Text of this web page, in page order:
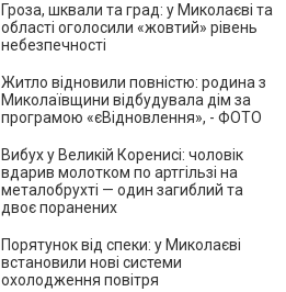
Гроза, шквали та град: у Миколаєві та
області оголосили «жовтий» рівень
небезпечності
Житло відновили повністю: родина з
Миколаївщини відбудувала дім за
програмою «єВідновлення», - ФОТО
Вибух у Великій Коренисі: чоловік
вдарив молотком по артгільзі на
металобрухті — один загиблий та
двоє поранених
Порятунок від спеки: у Миколаєві
встановили нові системи
охолодження повітря